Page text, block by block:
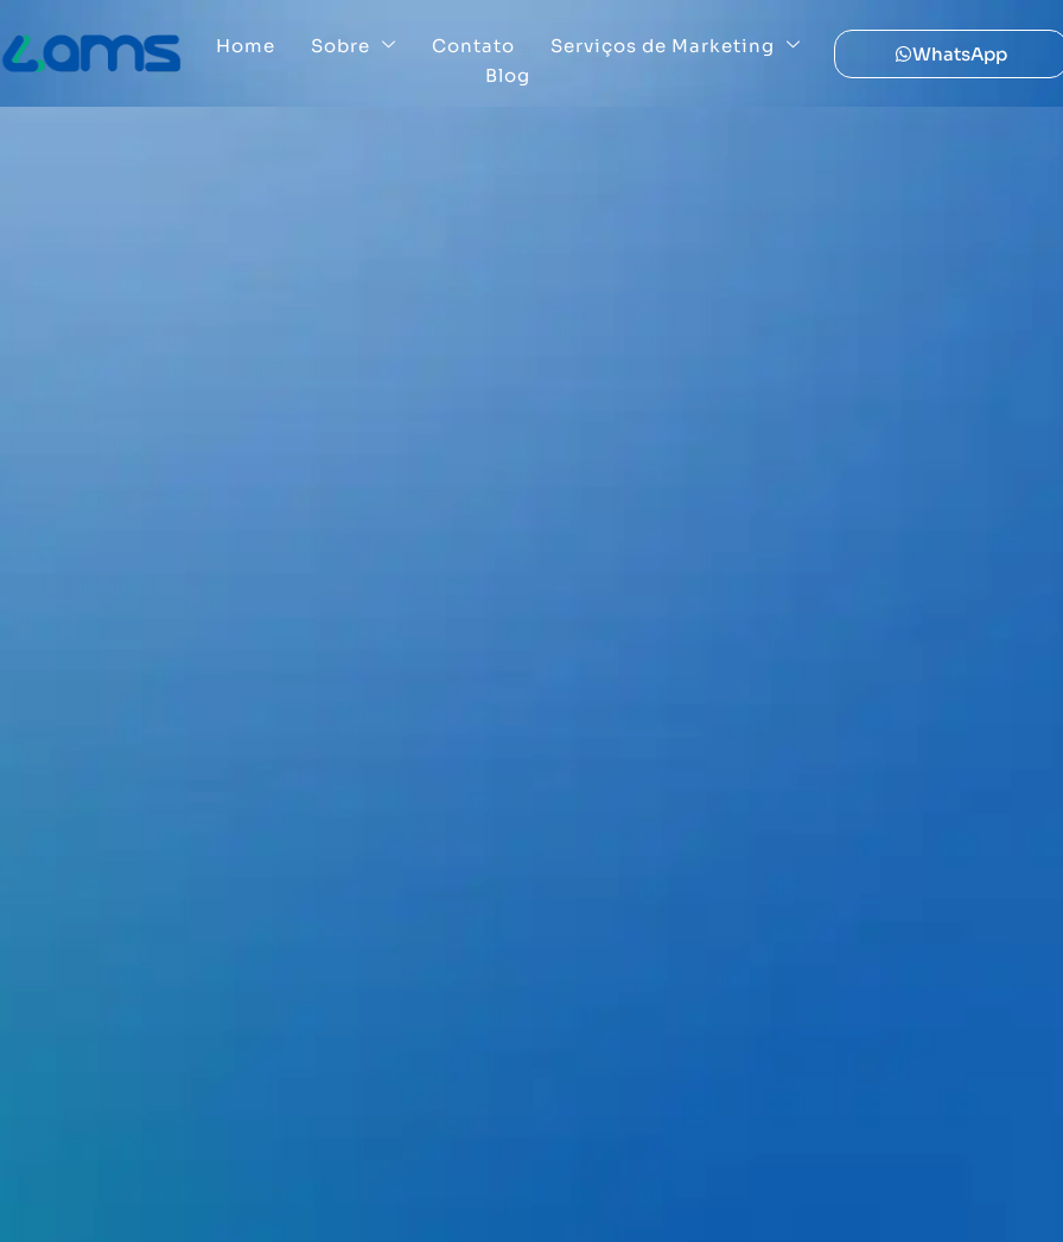
Home Sobre Contato
Serviços de Marketing
Blog
WhatsApp